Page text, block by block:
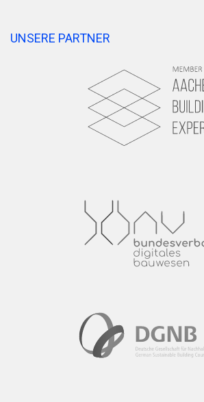
UNSERE PARTNER